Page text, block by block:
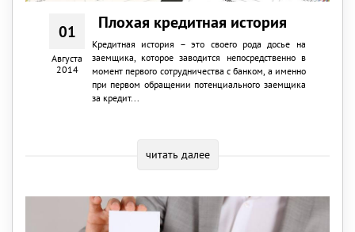
01
Августа
2014
Плохая кредитная история
Кредитная история – это своего рода досье на
заемщика, которое заводится непосредственно в
момент первого сотрудничества с банком, а именно
при первом обращении потенциального заемщика
за кредит...
читать далее